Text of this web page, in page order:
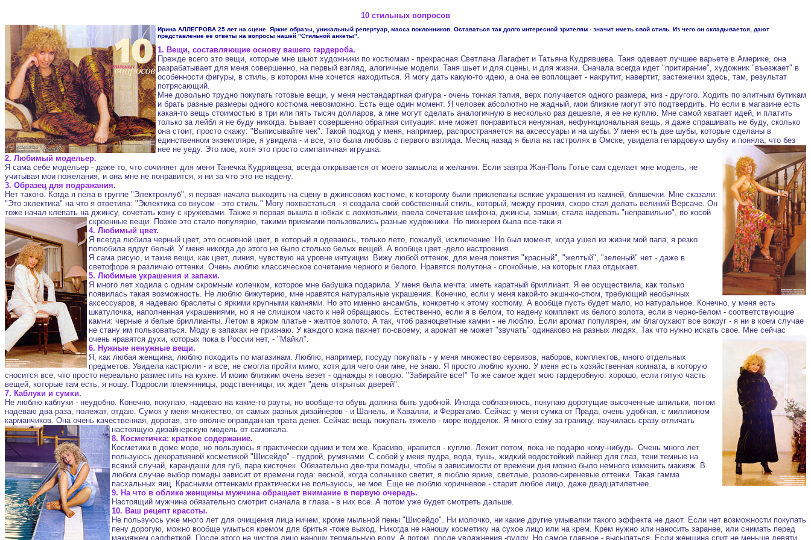
10 стильных вопросов
Ирина АЛЛЕГРОВА 25 лет на сцене. Яркие образы, уникальный репертуар, масса поклонников. Оставаться так долго интересной зрителям - значит иметь свой стиль. Из чего он складывается, дают
представление ее ответы на вопросы нашей "Стильной анкеты".
1. Вещи, составляющие основу вашего гардероба.
Прежде всего это вещи, которые мне шьют художники по костюмам - прекрасная Светлана Лагафет и Татьяна Кудрявцева. Таня одевает лучшее варьете в Америке, она
разрабатывает для меня совершенно, на первый взгляд, алогичные модели. Таня шьет и для сцены, и для жизни. Сначала всегда идет "притирание", художник "въезжает" в
особенности фигуры, в стиль, в котором мне хочется находиться. Я могу дать какую-то идею, а она ее воплощает - накрутит, навертит, застежечки здесь, там, результат
потрясающий.
Мне довольно трудно покупать готовые вещи, у меня нестандартная фигура - очень тонкая талия, верх получается одного размера, низ - другого. Ходить по элитным бутикам
и брать разные размеры одного костюма невозможно. Есть еще один момент. Я человек абсолютно не жадный, мои близкие могут это подтвердить. Но если в магазине есть
какая-то вещь стоимостью в три или пять тысяч долларов, а мне могут сделать аналогичную в несколько раз дешевле, я ее не куплю. Мне самой хватает идей, и платить
только за лейбл я не буду никогда. Бывает совершенно обратная ситуация: мне может понравиться ненужная, нефункциональная вещь, я даже спрашивать не буду, сколько
она стоит, просто скажу: "Выписывайте чек". Такой подход у меня, например, распространяется на аксессуары и на шубы. У меня есть две шубы, которые сделаны в
единственном экземпляре, я увидела - и все, это была любовь с первого взгляда. Месяц назад я была на гастролях в Омске, увидела гепардовую шубку и поняла, что без
нее не уеду. Это мое, хотя это просто симпатичная игрушка.
2. Любимый модельер.
Я сама себе модельер - даже то, что сочиняет для меня Танечка Кудрявцева, всегда открывается от моего замысла и желания. Если завтра Жан-Поль Готье сам сделает мне модель, не
учитывая мои пожелания, и она мне не понравится, я ни за что это не надену.
3. Образец для подражания.
Нет такого. Когда я пела в группе "Электроклуб", я первая начала выходить на сцену в джинсовом костюме, к которому были приклепаны всякие украшения из камней, бляшечки. Мне сказали:
"Это эклектика" на что я ответила: "Эклектика со вкусом - это стиль." Могу похвастаться - я создала свой собственный стиль, который, между прочим, скоро стал делать великий Версаче. Он
тоже начал клепать на джинсу, сочетать кожу с кружевами. Также я первая вышла в юбках с лохмотьями, ввела сочетание шифона, джинсы, замши, стала надевать "неправильно", по косой
скроенные вещи. Позже это стало популярно, такими приемами пользовались разные художники. Но пионером была все-таки я.
4. Любимый цвет.
Я всегда любила черный цвет, это основной цвет, в который я одеваюсь, только лето, пожалуй, исключение. Но был момент, когда ушел из жизни мой папа, я резко
полюбила вдруг белый. У меня никогда до этого не было столько белых вещей. А вообще цвет -дело настроения.
Я сама рисую, и такие вещи, как цвет, линия, чувствую на уровне интуиции. Вижу любой оттенок, для меня понятия "красный", "желтый", "зеленый" нет - даже в
светофоре я различаю оттенки. Очень люблю классическое сочетание черного и белого. Нравятся полутона - спокойные, на которых глаз отдыхает.
5. Любимые украшения и запахи.
Я много лет ходила с одним скромным колечком, которое мне бабушка подарила. У меня была мечта: иметь каратный бриллиант. Я ее осуществила, как только
появилась такая возможность. Не люблю бижутерию, мне нравятся натуральные украшения. Конечно, если у меня какой-то экшн-ко-стюм, требующий необычных
аксессуаров, я надеваю браслеты с яркими крупными камнями. Но это именно ансамбль, конкретно к этому костюму. А вообще пусть будет мало, но натуральное. Конечно, у меня есть
шкатулочка, наполненная украшениями, но я не слишком часто к ней обращаюсь. Естественно, если я в белом, то надену комплект из белого золота, если в черно-белом - соответствующие
камни: черные и белые бриллианты. Летом в ярком платье - желтое золото. А так, чтоб разноцветные камни - не люблю. Если аромат популярен, им благоухают все вокруг - я ни в коем случае
не стану им пользоваться. Моду в запахах не признаю. У каждого кожа пахнет по-своему, и аромат не может "звучать" одинаково на разных людях. Так что нужно искать свое. Мне сейчас
очень нравятся духи, которых пока в России нет, - "Майкл".
6. Нужные ненужные вещи.
Я, как любая женщина, люблю походить по магазинам. Люблю, например, посуду покупать - у меня множество сервизов, наборов, комплектов, много отдельных
предметов. Увидела кастрюли - и все, не смогла пройти мимо, хотя для чего они мне, не знаю. Я просто люблю кухню. У меня есть хозяйственная комната, в которую
сносится все, что просто нереально разместить на кухне. И моим близким очень везет - однажды я говорю: "Забирайте все!" То же самое ждет мою гардеробную: хорошо, если пятую часть
вещей, которые там есть, я ношу. Подросли племянницы, родственницы, их ждет "день открытых дверей".
7. Каблуки и сумки.
Не люблю каблуки - неудобно. Конечно, покупаю, надеваю на какие-то рауты, но вообще-то обувь должна быть удобной. Иногда соблазняюсь, покупаю дорогущие высоченные шпильки, потом
надеваю два раза, полежат, отдаю. Сумок у меня множество, от самых разных дизайнеров - и Шанель, и Кавалли, и Феррагамо. Сейчас у меня сумка от Прада, очень удобная, с миллионом
карманчиков. Она очень качественная, дорогая, это вполне оправданная трата денег. Сейчас вещь покупать тяжело - море подделок. Я много езжу за границу, научилась сразу отличать
настоящую дизайнерскую модель от самопала.
8. Косметичка: краткое содержание.
Косметики в доме море, но пользуюсь я практически одним и тем же. Красиво, нравится - куплю. Лежит потом, пока не подарю кому-нибудь. Очень много лет
пользуюсь декоративной косметикой "Шисейдо" - пудрой, румянами. С собой у меня пудра, вода, тушь, жидкий водостойкий лайнер для глаз, тени темные на
всякий случай, карандаши для губ, пара кисточек. Обязательно две-три помады, чтобы в зависимости от времени дня можно было немного изменить макияж. В
любом случае выбор помады зависит от времени года: весной, когда солнышко светит, я люблю яркие, светлые, розово-сиреневые оттенки. Такая гамма
пасхальных яиц. Красными оттенками практически не пользуюсь, не мое. Еще не люблю коричневое - старит любое лицо, даже двадцатилетнее.
9. На что в облике женщины мужчина обращает внимание в первую очередь.
Настоящий мужчина обязательно смотрит сначала в глаза - в них все. А потом уже будет смотреть дальше.
10. Ваш рецепт красоты.
Не пользуюсь уже много лет для очищения лица ничем, кроме мыльной пены "Шисейдо". Ни молочко, ни какие другие умывалки такого эффекта не дают. Если нет возможности покупать
пену дорогую, можно вообще умыться кремом для бритья -тоже выход. Никогда не наношу косметику на сухое лицо или на крем. Крем нужно или наносить заранее, или снимать перед
макияжем салфеткой. После этого на чистое лицо наношу термальную воду. А потом, после увлажнения -пудру. Но самое главное - высыпаться. Если женщина спит не меньше девяти